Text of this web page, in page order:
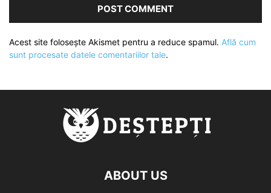
Acest site folosește Akismet pentru a reduce spamul. Află cum
sunt procesate datele comentariilor tale.
ABOUT US